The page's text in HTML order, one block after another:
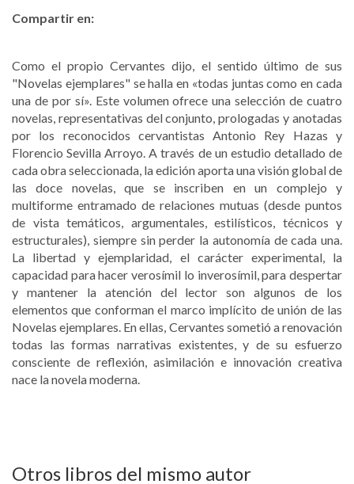
Compartir en:
Como el propio Cervantes dijo, el sentido último de sus
"Novelas ejemplares" se halla en «todas juntas como en cada
una de por sí». Este volumen ofrece una selección de cuatro
novelas, representativas del conjunto, prologadas y anotadas
por los reconocidos cervantistas Antonio Rey Hazas y
Florencio Sevilla Arroyo. A través de un estudio detallado de
cada obra seleccionada, la edición aporta una visión global de
las doce novelas, que se inscriben en un complejo y
multiforme entramado de relaciones mutuas (desde puntos
de vista temáticos, argumentales, estilísticos, técnicos y
estructurales), siempre sin perder la autonomía de cada una.
La libertad y ejemplaridad, el carácter experimental, la
capacidad para hacer verosímil lo inverosímil, para despertar
y mantener la atención del lector son algunos de los
elementos que conforman el marco implícito de unión de las
Novelas ejemplares. En ellas, Cervantes sometió a renovación
todas las formas narrativas existentes, y de su esfuerzo
consciente de reflexión, asimilación e innovación creativa
nace la novela moderna.
Otros libros del mismo autor